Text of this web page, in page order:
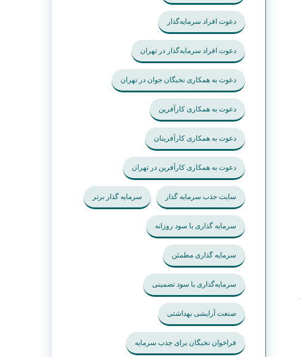
دعوت افراد سرمایه‌گذار
دعوت افراد سرمایه‌گذار در تهران
دعوت به همکاری نخبگان جوان در تهران
دعوت به همکاری کارآفرین
دعوت به همکاری کارآفرینان
دعوت به همکاری کارآفرین در تهران
سایت جذب سرمایه گذار سرمایه گذار برتر
سرمایه گذاری با سود روزانه
سرمایه گذاری مطمئن
سرمایه‌گذاری با سود تضمینی
صنعت آرایشی بهداشتی
فراخوان نخبگان برای جذب سرمایه